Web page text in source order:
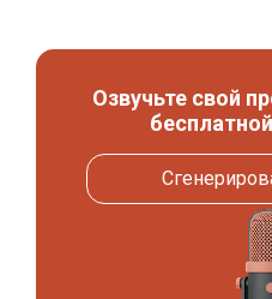
Озвучьте свой